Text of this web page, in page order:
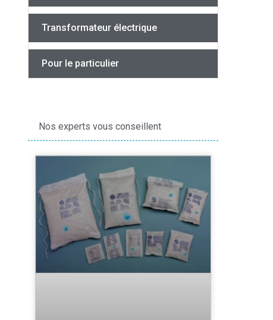
Transformateur électrique
Pour le particulier
Nos experts vous conseillent